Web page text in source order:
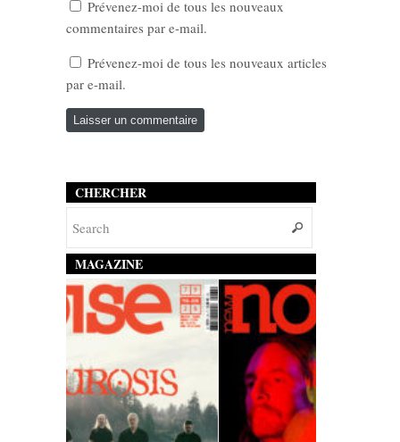
Prévenez-moi de tous les nouveaux
commentaires par e-mail.
Prévenez-moi de tous les nouveaux articles
par e-mail.
CHERCHER
MAGAZINE